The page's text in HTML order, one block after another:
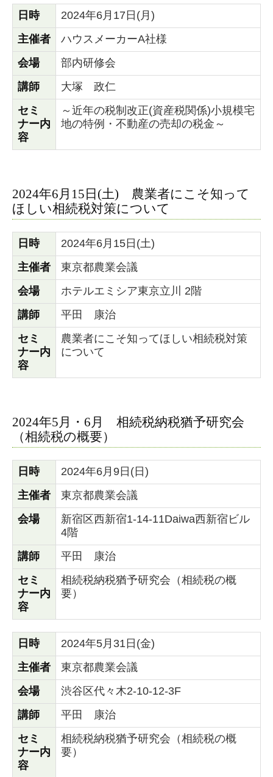
日時
2024年6月17日(月)
主催者
ハウスメーカーA社様
会場
部内研修会
講師
大塚 政仁
セミ
ナー内
容
～近年の税制改正(資産税関係)小規模宅
地の特例・不動産の売却の税金～
2024年6月15日(土) 農業者にこそ知って
ほしい相続税対策について
日時
2024年6月15日(土)
主催者
東京都農業会議
会場
ホテルエミシア東京立川 2階
講師
平田 康治
セミ
ナー内
容
農業者にこそ知ってほしい相続税対策
について
2024年5月・6月 相続税納税猶予研究会
（相続税の概要）
日時
2024年6月9日(日)
主催者
東京都農業会議
会場
新宿区西新宿1-14-11Daiwa西新宿ビル
4階
講師
平田 康治
セミ
ナー内
容
相続税納税猶予研究会（相続税の概
要）
日時
2024年5月31日(金)
主催者
東京都農業会議
会場
渋谷区代々木2-10-12-3F
講師
平田 康治
セミ
ナー内
容
相続税納税猶予研究会（相続税の概
要）